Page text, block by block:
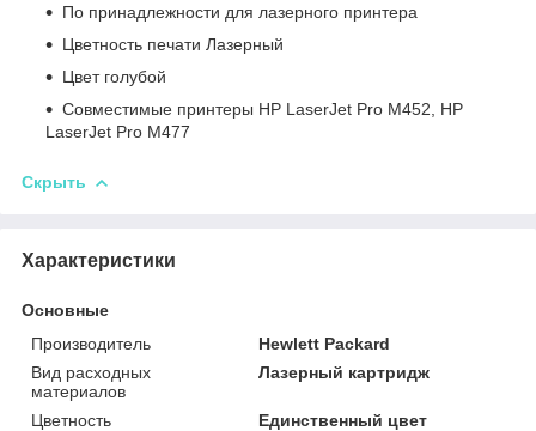
По принадлежности для лазерного принтера
Цветность печати Лазерный
Цвет голубой
Совместимые принтеры HP LaserJet Pro M452, HP
LaserJet Pro M477
Скрыть
Характеристики
Основные
Производитель
Hewlett Packard
Вид расходных
материалов
Лазерный картридж
Цветность
Единственный цвет